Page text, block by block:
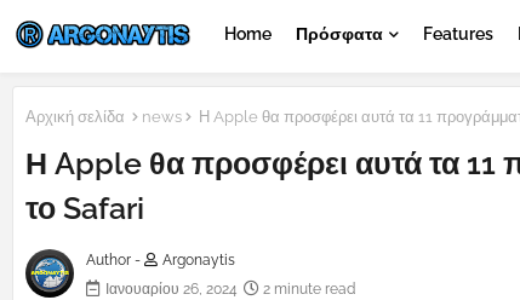
Home Πρόσφατα Features
Αρχική σελίδα news Η Apple θα προσφέρει αυτά τα 11
Η Apple θα προσφέρει αυτά τα 11
το Safari
Author -
Argonaytis
Ιανουαρίου 26, 2024
2 minute read